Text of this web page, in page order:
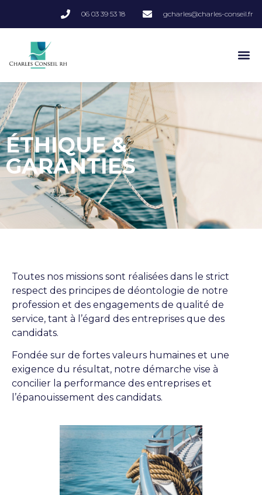
06 03 39 53 18 gcharles@charles-conseil.fr
ÉTHIQUE &
GARANTIES
Toutes nos missions sont réalisées dans le strict
respect des principes de déontologie de notre
profession et des engagements de qualité de
service, tant à l’égard des entreprises que des
candidats.
Fondée sur de fortes valeurs humaines et une
exigence du résultat, notre démarche vise à
concilier la performance des entreprises et
l’épanouissement des candidats.